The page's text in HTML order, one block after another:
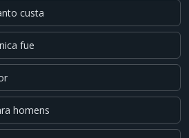
custa
fue
homens